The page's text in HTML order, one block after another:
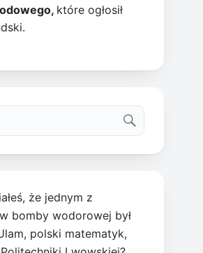
które ogłosił
że jednym z
bomby wodorowej był
polski matematyk,